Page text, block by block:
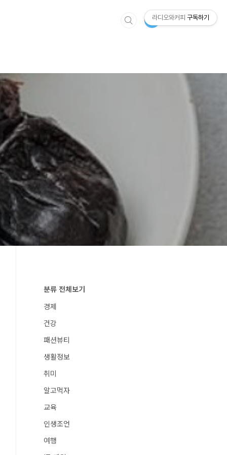
분류 전체보기
경제
건강
패션뷰티
생활정보
취미
알고먹자
교육
인생조언
여행
라디오와커피 구독하기